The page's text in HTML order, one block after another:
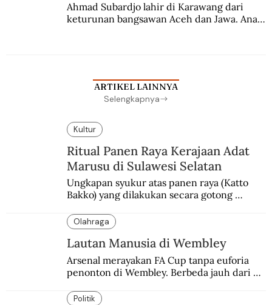
Ahmad Subardjo lahir di Karawang dari
keturunan bangsawan Aceh dan Jawa. Anak
ARTIKEL LAINNYA
Selengkapnya
Kultur
Ritual Panen Raya Kerajaan Adat
Marusu di Sulawesi Selatan
Ungkapan syukur atas panen raya (Katto
Bakko) yang dilakukan secara gotong
Olahraga
Lautan Manusia di Wembley
Arsenal merayakan FA Cup tanpa euforia
penonton di Wembley. Berbeda jauh dari
silam.
Politik